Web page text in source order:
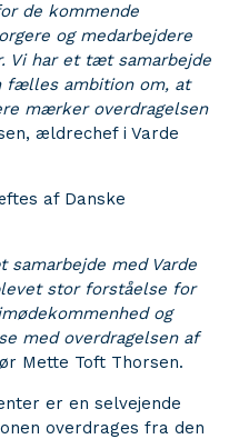
de kommende
og medarbejdere
Vi har et tæt samarbejde
fælles ambition om, at
mærker overdragelsen
ældrechef i Varde
af Danske
med Varde
stor forståelse for
og
med overdragelsen af
Mette Toft Thorsen.
er en selvejende
overdrages fra den